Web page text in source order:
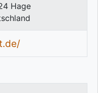
Hage